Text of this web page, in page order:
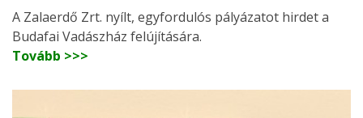
A Zalaerdő Zrt. nyílt, egyfordulós pályázatot hirdet a
Budafai Vadászház felújítására.
Tovább >>>